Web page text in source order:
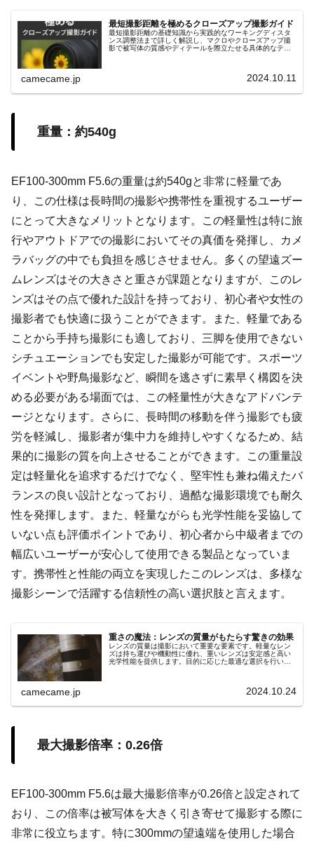
最短撮影距離を極めるクローズアップ撮影ガイド
最短撮影距離の基礎知識から実践的なワーキングディスタ
ンス調整法まで詳しく解説し、マクロやクローズアップ撮
影で被写体の質感やディテールを際立たせる具体的なテク
camecame.jp 2024.10.11
重量：約540g
EF100-300mm F5.6の重量は約540gと非常に軽量であ
り、この仕様は長時間の撮影や携帯性を重視するユーザー
にとって大きなメリットとなります。この軽量性は特に旅
行やアウトドアでの撮影においてその真価を発揮し、カメ
ラバッグの中でも負担を感じさせません。多くの望遠ズー
ムレンズはその大きさと重さが課題となりますが、このレ
ンズはその点で優れた設計を持っており、初心者や女性の
撮影者でも快適に扱うことができます。また、軽量である
ことから手持ち撮影にも適しており、三脚を使用できない
シチュエーションでも安定した撮影が可能です。スポーツ
イベントや野鳥撮影など、瞬間を逃さずに素早く構図を決
める必要がある場面では、この軽量性が大きなアドバンテ
ージとなります。さらに、長時間の移動を伴う撮影でも疲
労を軽減し、撮影者が集中力を維持しやすくなるため、結
果的に撮影の質を向上させることができます。この重量設
定は軽量化を追求するだけでなく、堅牢性も兼ね備えたバ
ランスの良い設計となっており、過酷な撮影環境でも耐久
性を発揮します。また、軽量ながらも光学性能を妥協して
いない点も評価ポイントであり、初心者から中級者までの
幅広いユーザーが安心して使用できる製品となっていま
す。携帯性と性能の両立を実現したこのレンズは、多様な
撮影シーンで活躍する信頼性の高い選択肢と言えます。
重さの魔法：レンズの質量がもたらす驚きの効果
レンズの質量は撮影において重要な要素です。軽量なレン
ズは持ち運びや機動性に優れ、重いレンズは安定感と高い
光学性能を提供します。目的に応じた最適な選択を行い、
camecame.jp 2024.10.24
最大撮影倍率：0.26倍
EF100-300mm F5.6は最大撮影倍率が0.26倍と設定されて
おり、この倍率は被写体を大きく引き寄せて撮影する際に
非常に役立ちます。特に300mmの望遠端を使用した場合